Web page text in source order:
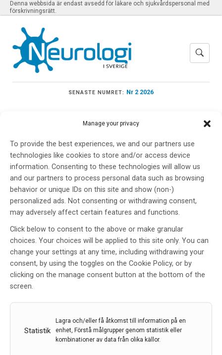
Manage your privacy
To provide the best experiences, we and our partners use
technologies like cookies to store and/or access device
information. Consenting to these technologies will allow us
and our partners to process personal data such as browsing
behavior or unique IDs on this site and show (non-)
personalized ads. Not consenting or withdrawing consent,
may adversely affect certain features and functions.
Click below to consent to the above or make granular
choices. Your choices will be applied to this site only. You can
change your settings at any time, including withdrawing your
consent, by using the toggles on the Cookie Policy, or by
clicking on the manage consent button at the bottom of the
screen.
Statistik
Lagra och/eller få åtkomst till information på en
enhet, Förstå målgrupper genom statistik eller
kombinationer av data från olika källor.
Denna webbsida är endast avsedd för läkare och sjukvårdspersonal med
förskrivningsrätt.
SENASTE NUMRET: Nr 2 2026
Meny
språkutveckling
Mutationer i
neurochondringenen kopplas till
epilepsi
språkutveckling, Uppsala universitet
Mutationer i genen för neurochondrin kan bidra till att